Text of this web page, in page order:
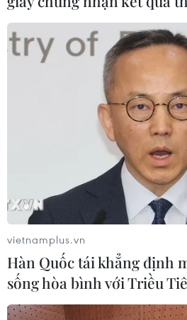
vietnamplus.vn
Hàn Quốc tái khẳng định
sống hòa bình với Triều